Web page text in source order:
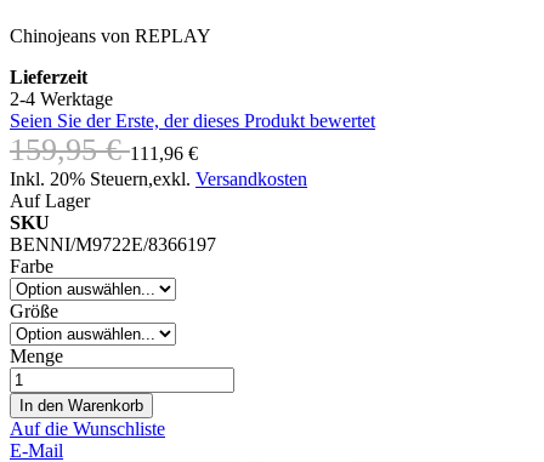
Chinojeans von REPLAY
Lieferzeit
2-4 Werktage
Seien Sie der Erste, der dieses Produkt bewertet
159,95 € 111,96 €
Inkl. 20% Steuern,exkl. Versandkosten
Auf Lager
SKU
BENNI/M9722E/8366197
Farbe
Größe
Menge
In den Warenkorb
Auf die Wunschliste
E-Mail